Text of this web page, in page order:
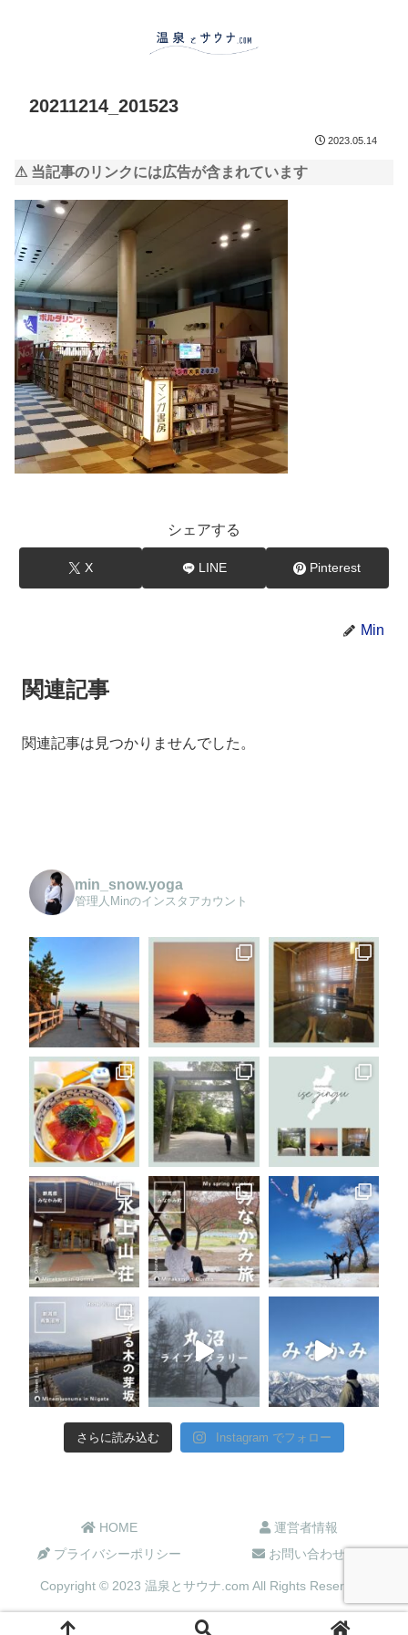
20211214_201523
2023.05.14
⚠ 当記事のリンクには広告が含まれています
シェアする
X LINE Pinterest
Min
関連記事
関連記事は見つかりませんでした。
min_snow.yoga
管理人Minのインスタアカウント
さらに読み込む Instagram でフォロー
HOME
運営者情報
プライバシーポリシー
お問い合わせ
Copyright © 2023 温泉とサウナ.com All Rights Reserved.